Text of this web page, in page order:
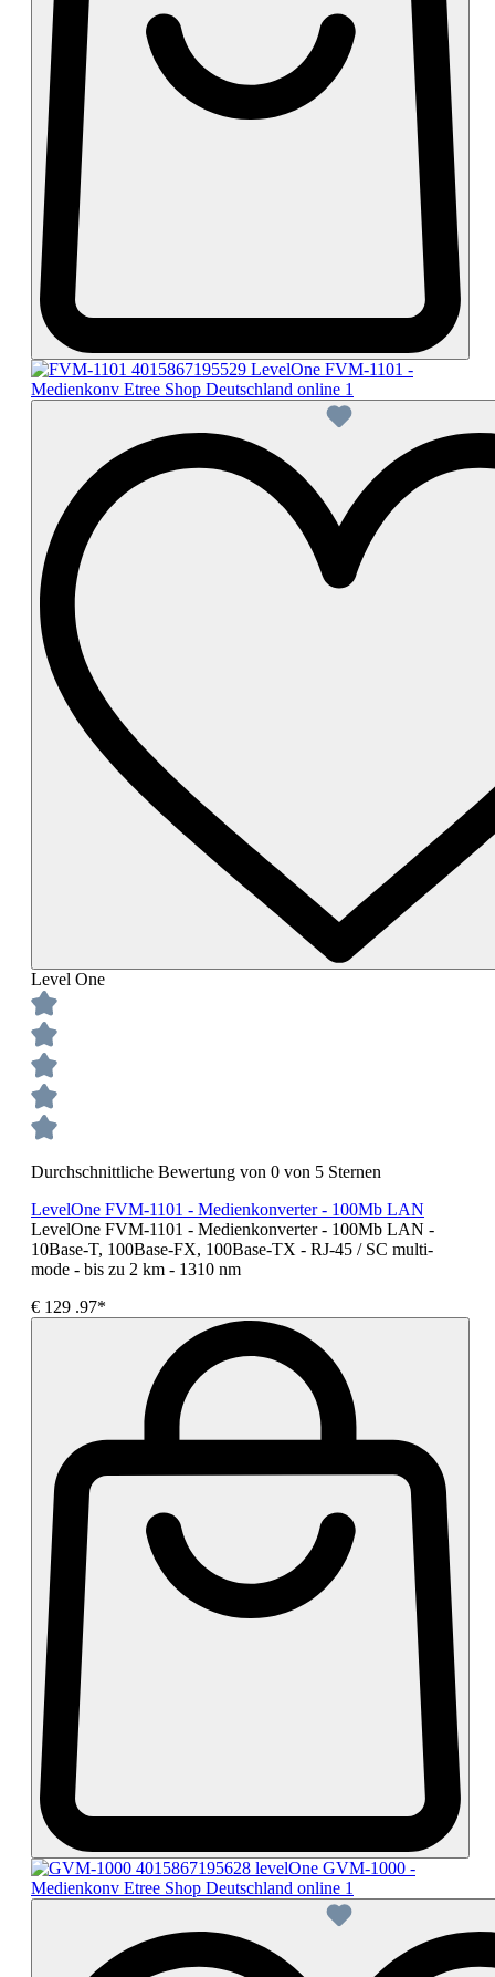
Level One
Durchschnittliche Bewertung von 0 von 5 Sternen
LevelOne FVM-1101 - Medienkonverter - 100Mb LAN
LevelOne FVM-1101 - Medienkonverter - 100Mb LAN -
10Base-T, 100Base-FX, 100Base-TX - RJ-45 / SC multi-
mode - bis zu 2 km - 1310 nm
€ 129 .97*